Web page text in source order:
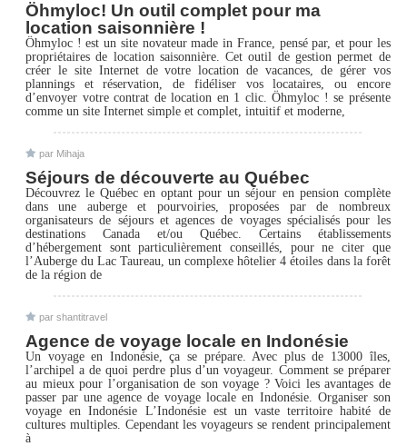
Öhmyloc! Un outil complet pour ma
location saisonnière !
Öhmyloc ! est un site novateur made in France, pensé par, et pour les
propriétaires de location saisonnière. Cet outil de gestion permet de
créer le site Internet de votre location de vacances, de gérer vos
plannings et réservation, de fidéliser vos locataires, ou encore
d’envoyer votre contrat de location en 1 clic. Öhmyloc ! se présente
comme un site Internet simple et complet, intuitif et moderne,
par Mihaja
Séjours de découverte au Québec
Découvrez le Québec en optant pour un séjour en pension complète
dans une auberge et pourvoiries, proposées par de nombreux
organisateurs de séjours et agences de voyages spécialisés pour les
destinations Canada et/ou Québec. Certains établissements
d’hébergement sont particulièrement conseillés, pour ne citer que
l’Auberge du Lac Taureau, un complexe hôtelier 4 étoiles dans la forêt
de la région de
par shantitravel
Agence de voyage locale en Indonésie
Un voyage en Indonésie, ça se prépare. Avec plus de 13000 îles,
l’archipel a de quoi perdre plus d’un voyageur. Comment se préparer
au mieux pour l’organisation de son voyage ? Voici les avantages de
passer par une agence de voyage locale en Indonésie. Organiser son
voyage en Indonésie L’Indonésie est un vaste territoire habité de
cultures multiples. Cependant les voyageurs se rendent principalement
à